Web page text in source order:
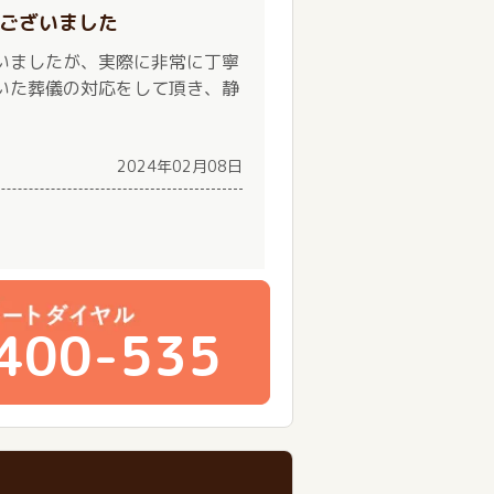
ざいました
したが、実際に非常に丁寧
た葬儀の対応をして頂き、静
2024年02月08日
535